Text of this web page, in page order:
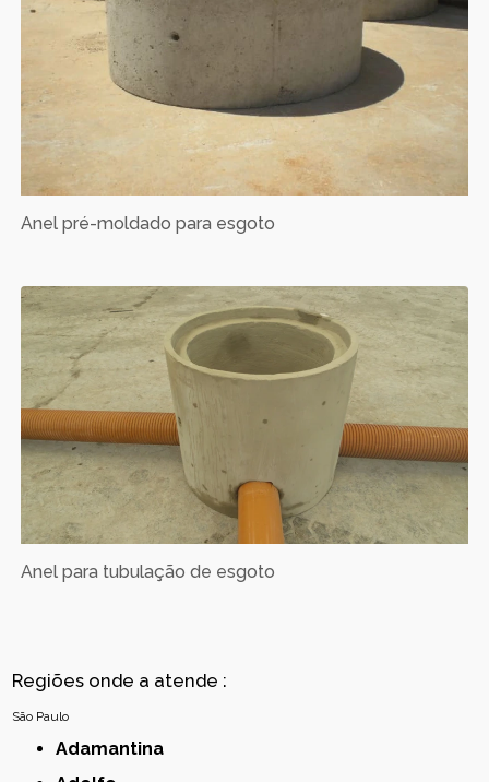
Anel pré-moldado para esgoto
Anel para tubulação de esgoto
Regiões onde a atende :
São Paulo
Adamantina